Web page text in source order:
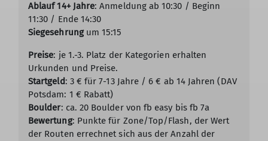
Ablauf 14+ Jahre: Anmeldung ab 10:30 / Beginn
11:30 / Ende 14:30
Siegesehrung um 15:15
Preise: je 1.-3. Platz der Kategorien erhalten
Urkunden und Preise.
Startgeld: 3 € für 7-13 Jahre / 6 € ab 14 Jahren (DAV
Potsdam: 1 € Rabatt)
Boulder: ca. 20 Boulder von fb easy bis fb 7a
Bewertung: Punkte für Zone/Top/Flash, der Wert
der Routen errechnet sich aus der Anzahl der